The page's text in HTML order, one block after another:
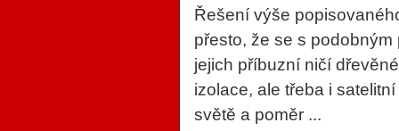
Řešení výše
přesto, že se s
jejich příbuzní ničí
izolace, ale třeba i
světě a poměr ...